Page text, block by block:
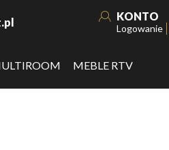
KONTO
Logowanie
MEBLE RTV